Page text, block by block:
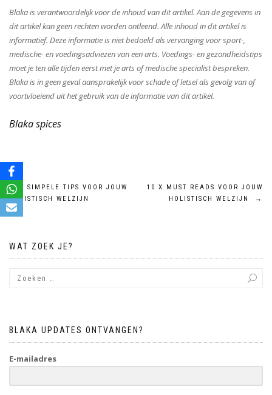
Blaka is verantwoordelijk voor de inhoud van dit artikel. Aan de gegevens in
dit artikel kan geen rechten worden ontleend. Alle inhoud in dit artikel is
informatief. Deze informatie is niet bedoeld als vervanging voor sport-,
medische- en voedingsadviezen van een arts. Voedings- en gezondheidstips
moet je ten alle tijden eerst met je arts of medische specialist bespreken.
Blaka is in geen geval aansprakelijk voor schade of letsel als gevolg van of
voortvloeiend uit het gebruik van de informatie van dit artikel.
Blaka spices
Bericht
navigatie
← 3 SIMPELE TIPS VOOR JOUW
HOLISTISCH WELZIJN
10 X MUST READS VOOR JOUW
HOLISTISCH WELZIJN
→
WAT ZOEK JE?
BLAKA UPDATES ONTVANGEN?
E-mailadres